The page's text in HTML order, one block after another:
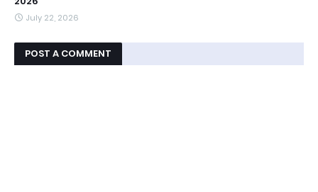
July 22, 2026
POST A COMMENT